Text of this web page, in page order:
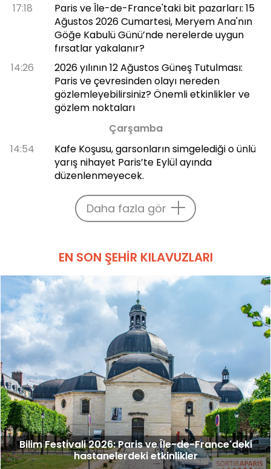
17:18
Paris ve Île-de-France'taki bit pazarları: 15
Ağustos 2026 Cumartesi, Meryem Ana'nın
Göğe Kabulü Günü’nde nerelerde uygun
fırsatlar yakalanır?
14:26
2026 yılının 12 Ağustos Güneş Tutulması:
Paris ve çevresinden olayı nereden
gözlemleyebilirsiniz? Önemli etkinlikler ve
gözlem noktaları
Çarşamba
14:54
Kafe Koşusu, garsonların simgelediği o ünlü
yarış nihayet Paris’te Eylül ayında
düzenlenmeyecek.
Daha fazla gör
EN SON ŞEHIR KILAVUZLARI
Bilim Festivali 2026: Paris ve Île-de-France'deki
hastanelerdeki etkinlikler